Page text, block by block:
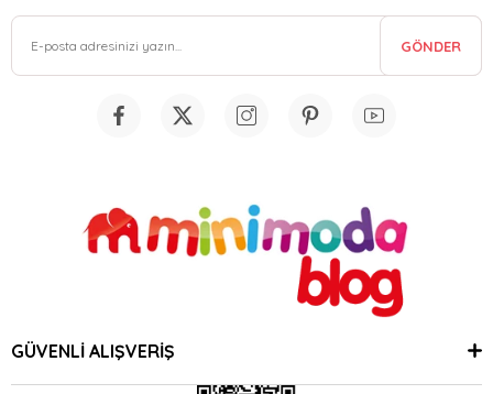
GÖNDER
GÜVENLİ ALIŞVERİŞ